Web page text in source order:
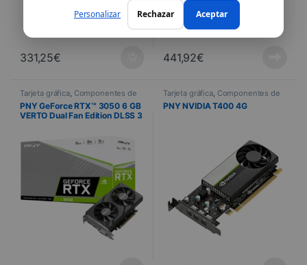
Personalizar Rechazar Aceptar
331,25€ 441,92€
Tarjeta gráfica, Componentes de
PC, Informática
PNY GeForce RTX™ 3050 6 GB
VERTO Dual Fan Edition DLSS 3
Tarjeta gráfica, Componentes de
PC, Informática
PNY NVIDIA T400 4G